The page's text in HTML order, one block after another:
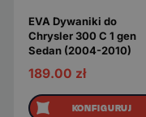
EVA Dywaniki do
Chrysler 300 C 1 gen
Sedan (2004-2010)
189.00 zł
KONFIGURUJ